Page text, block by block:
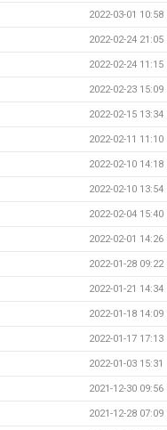
2022-03-01 10:58
2022-02-24 21:05
2022-02-24 11:15
2022-02-23 15:09
2022-02-15 13:34
2022-02-11 11:10
2022-02-10 14:18
2022-02-10 13:54
2022-02-04 15:40
2022-02-01 14:26
2022-01-28 09:22
2022-01-21 14:34
2022-01-18 14:09
2022-01-17 17:13
2022-01-03 15:31
2021-12-30 09:56
2021-12-28 07:09